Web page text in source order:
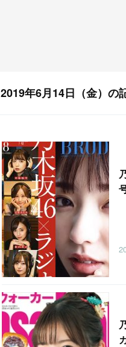
2019年6月14日（金）の